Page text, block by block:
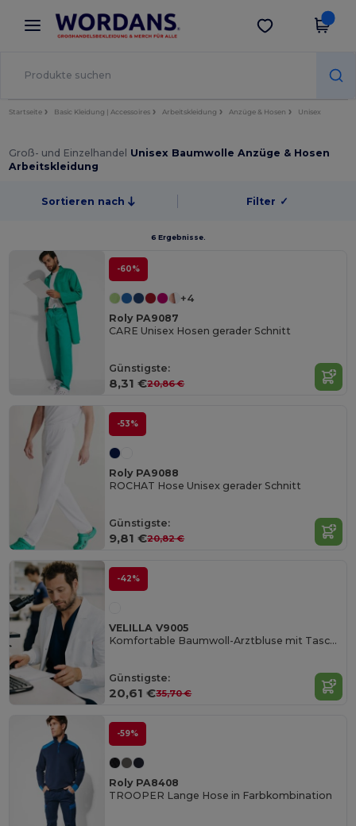
× Wordans App
Bessere Preise in der App!
App holen
Startseite Basic Kleidung | Accessoires Arbeitskleidung Anzüge & Hosen Unisex
Groß- und Einzelhandel Unisex Baumwolle Anzüge & Hosen
Arbeitskleidung
Sortieren nach Filter ✓
6 Ergebnisse.
-60%
+4
Roly PA9087
CARE Unisex Hosen gerader Schnitt
Günstigste:
8,31 €20,86 €
-53%
Roly PA9088
ROCHAT Hose Unisex gerader Schnitt
Günstigste:
9,81 €20,82 €
-42%
VELILLA V9005
Komfortable Baumwoll-Arztbluse mit Taschen
Günstigste:
20,61 €35,70 €
-59%
Roly PA8408
TROOPER Lange Hose in Farbkombination